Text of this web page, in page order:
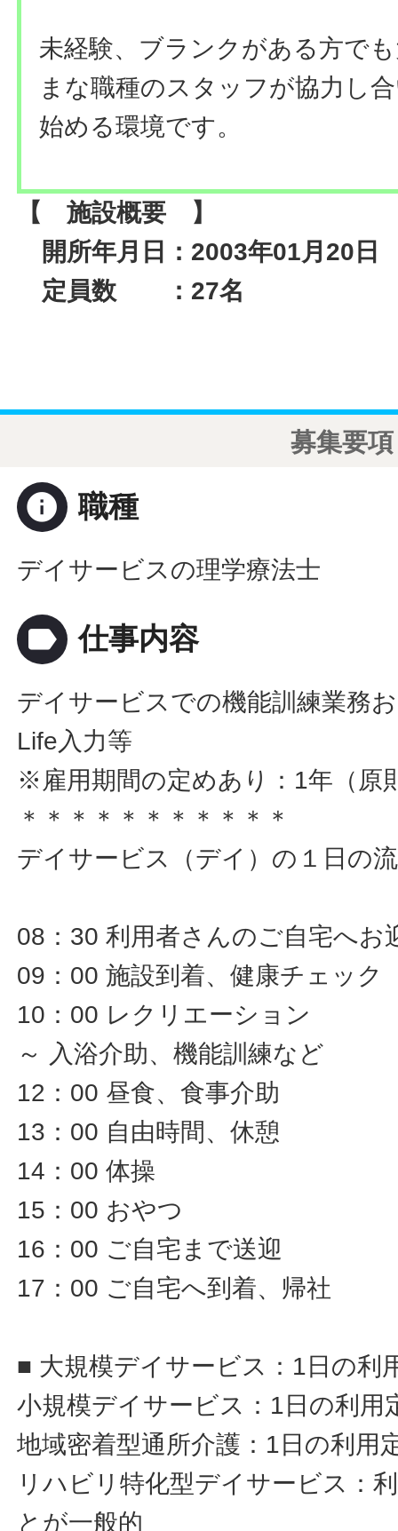
未経験、ブランクがある方で
まな職種のスタッフが協力し
始める環境です。
【 施設概要 】
開所年月日：2003年01月20日
定員数 ：27名
募集要項
info 職種
デイサービスの理学療法士
label 仕事内容
デイサービスでの機能訓練業務
Life入力等
※雇用期間の定めあり：1年（原
＊＊＊＊＊＊＊＊＊＊＊
デイサービス（デイ）の１日の
08：30 利用者さんのご自宅へお
09：00 施設到着、健康チェック
10：00 レクリエーション
～ 入浴介助、機能訓練など
12：00 昼食、食事介助
13：00 自由時間、休憩
14：00 体操
15：00 おやつ
16：00 ご自宅まで送迎
17：00 ご自宅へ到着、帰社
■ 大規模デイサービス：1日の利
小規模デイサービス：1日の利用
地域密着型通所介護：1日の利用
リハビリ特化型デイサービス：
とが一般的